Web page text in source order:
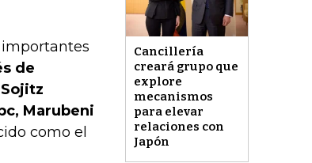
Cancillería
creará grupo que
explore
mecanismos
para elevar
relaciones con
Japón
de
Marubeni
como el